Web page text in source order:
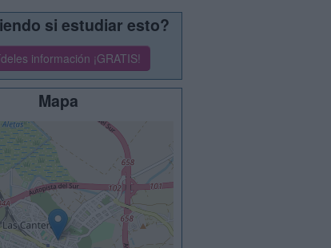
si estudiar esto?
información ¡GRATIS!
Mapa